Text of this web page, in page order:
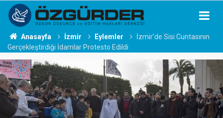
Anasayfa İzmir Eylemler
İzmir’de Sisi Cuntasının
Gerçekleştirdiği İdamlar Protesto Edildi